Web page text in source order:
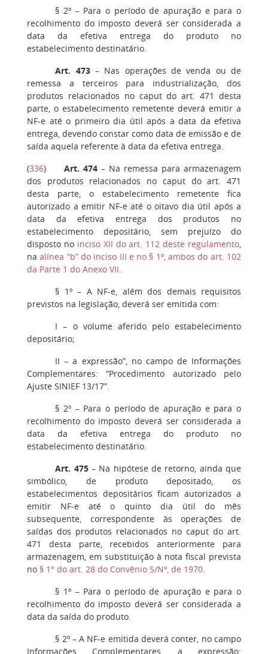
§ 2º – Para o período de apuração e para o
recolhimento do imposto deverá ser considerada a
data da efetiva entrega do produto no
estabelecimento destinatário.
Art. 473 – Nas operações de venda ou de
remessa a terceiros para industrialização, dos
produtos relacionados no caput do art. 471 desta
parte, o estabelecimento remetente deverá emitir a
NF-e até o primeiro dia útil após a data da efetiva
entrega, devendo constar como data de emissão e de
saída aquela referente à data da efetiva entrega.
(336) Art. 474 – Na remessa para armazenagem
dos produtos relacionados no caput do art. 471
desta parte, o estabelecimento remetente fica
autorizado a emitir NF-e até o oitavo dia útil após a
data da efetiva entrega dos produtos no
estabelecimento depositário, sem prejuízo do
disposto no inciso XII do art. 112 deste regulamento,
naalínea “b” do inciso III e no § 1º, ambos do art. 102
da Parte 1 do Anexo VII.
§ 1º– A NF-e, além dos demais requisitos
previstos na legislação, deverá ser emitida com:
I– o volume aferido pelo estabelecimento
depositário;
II– a expressão”, no campo de Informações
Complementares: “Procedimento autorizado pelo
Ajuste SINIEF 13/17”.
§ 2º – Para o período de apuração e para o
recolhimento do imposto deverá ser considerada a
data da efetiva entrega do produto no
estabelecimento destinatário.
Art. 475 – Na hipótese de retorno, ainda que
simbólico, de produto depositado, os
estabelecimentos depositários ficam autorizados a
emitir NF-e até o quinto dia útil do mês
subsequente, correspondente às operações de
saídas dos produtos relacionados no caput do art.
471 desta parte, recebidos anteriormente para
armazenagem, em substituição à nota fiscal prevista
no § 1° do art. 28 do Convênio S/Nº, de 1970.
§ 1º – Para o período de apuração e para o
recolhimento do imposto deverá ser considerada a
data da saída do produto.
§ 2º – A NF-e emitida deverá conter, no campo
Informações Complementares, a expressão: